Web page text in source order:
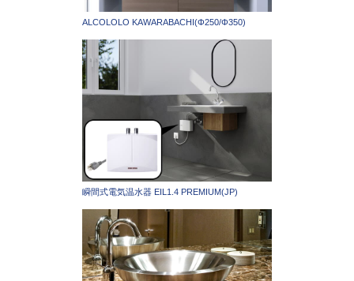
ALCOLOLO KAWARABACHI(Φ250/Φ350)
瞬間式電気温水器 EIL1.4 PREMIUM(JP)